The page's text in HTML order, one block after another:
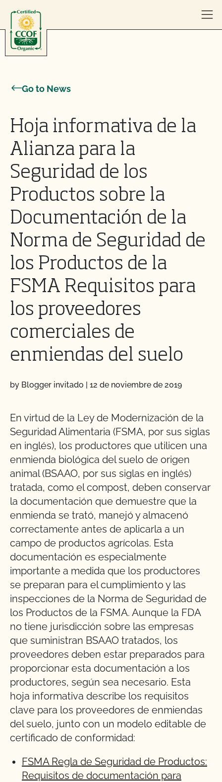
Go to News
Hoja informativa de la
Alianza para la
Seguridad de los
Productos sobre la
Documentación de la
Norma de Seguridad de
los Productos de la
FSMA Requisitos para
los proveedores
comerciales de
enmiendas del suelo
by Blogger invitado | 12 de noviembre de 2019
En virtud de la Ley de Modernización de la
Seguridad Alimentaria (FSMA, por sus siglas
en inglés), los productores que utilicen una
enmienda biológica del suelo de origen
animal (BSAAO, por sus siglas en inglés)
tratada, como el compost, deben conservar
la documentación que demuestre que la
enmienda se trató, manejó y almacenó
correctamente antes de aplicarla a un
campo de productos agrícolas. Esta
documentación es especialmente
importante a medida que los productores
se preparan para el cumplimiento y las
inspecciones de la Norma de Seguridad de
los Productos de la FSMA. Aunque la FDA
no tiene jurisdicción sobre las empresas
que suministran BSAAO tratados, los
proveedores deben estar preparados para
proporcionar esta documentación a los
productores, según sea necesario. Esta
hoja informativa describe los requisitos
clave para los proveedores de enmiendas
del suelo, junto con un modelo editable de
certificado de conformidad:
FSMA Regla de Seguridad de Productos:
Requisitos de documentación para